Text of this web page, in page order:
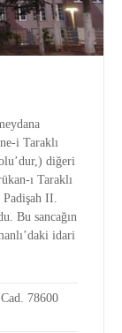
i Taraklı
diğeri
ı Taraklı
II.
Bu sancağın
idari
78600